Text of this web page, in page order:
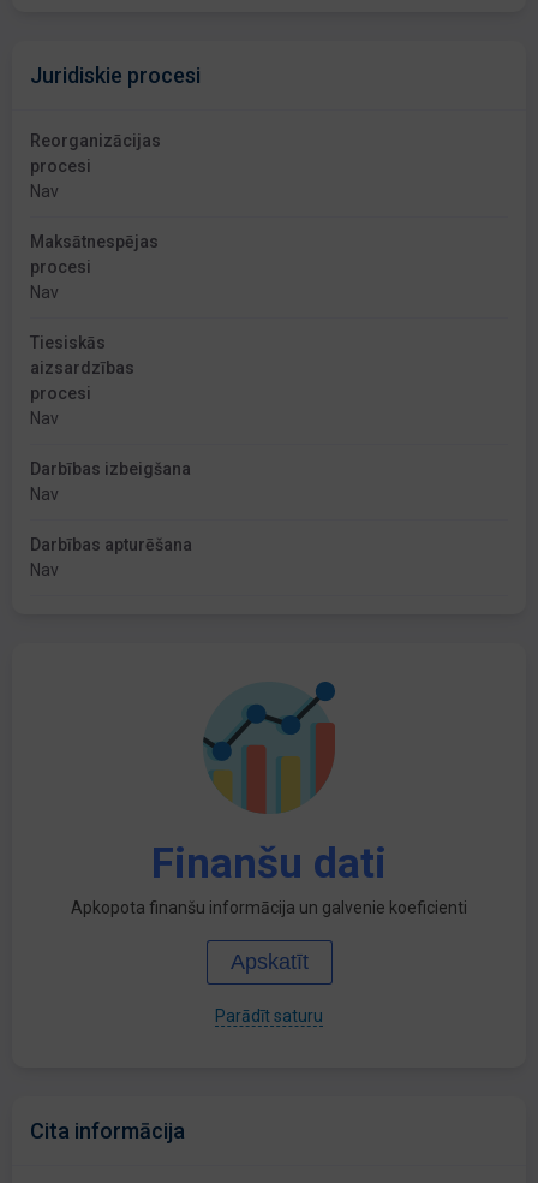
Juridiskie procesi
Reorganizācijas
procesi
Nav
Maksātnespējas
procesi
Nav
Tiesiskās
aizsardzības
procesi
Nav
Darbības izbeigšana
Nav
Darbības apturēšana
Nav
Finanšu dati
Apkopota finanšu informācija un galvenie koeficienti
Apskatīt
Parādīt saturu
Cita informācija